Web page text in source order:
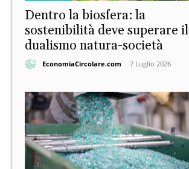
Dentro la biosfera: la
sostenibilità deve superare il
dualismo natura-società
EconomiaCircolare.com - 7 Luglio 2026